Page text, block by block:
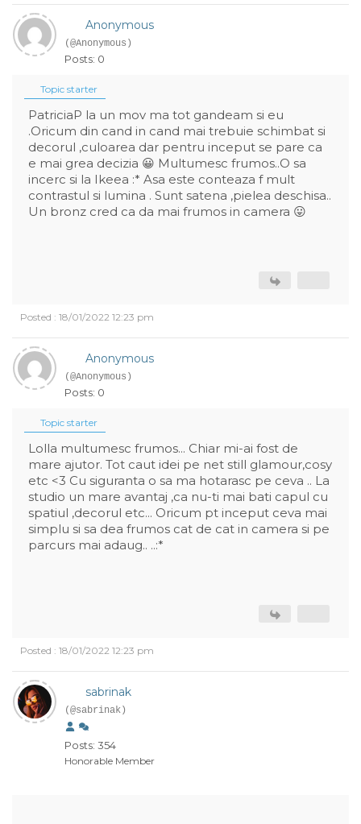
Anonymous
(@Anonymous)
Posts: 0
Topic starter
PatriciaP la un mov ma tot gandeam si eu
.Oricum din cand in cand mai trebuie schimbat si
decorul ,culoarea dar pentru inceput se pare ca
e mai grea decizia 😀 Multumesc frumos..O sa
incerc si la Ikeea :* Asa este conteaza f mult
contrastul si lumina . Sunt satena ,pielea deschisa..
Un bronz cred ca da mai frumos in camera 😛
Posted : 18/01/2022 12:23 pm
Anonymous
(@Anonymous)
Posts: 0
Topic starter
Lolla multumesc frumos... Chiar mi-ai fost de
mare ajutor. Tot caut idei pe net still glamour,cosy
etc <3 Cu siguranta o sa ma hotarasc pe ceva .. La
studio un mare avantaj ,ca nu-ti mai bati capul cu
spatiul ,decorul etc... Oricum pt inceput ceva mai
simplu si sa dea frumos cat de cat in camera si pe
parcurs mai adaug.. ..:*
Posted : 18/01/2022 12:23 pm
sabrinak
(@sabrinak)
Posts: 354
Honorable Member